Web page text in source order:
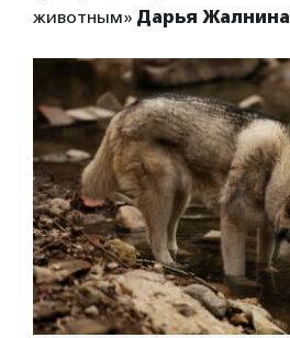
животным» Дарья Жалнина